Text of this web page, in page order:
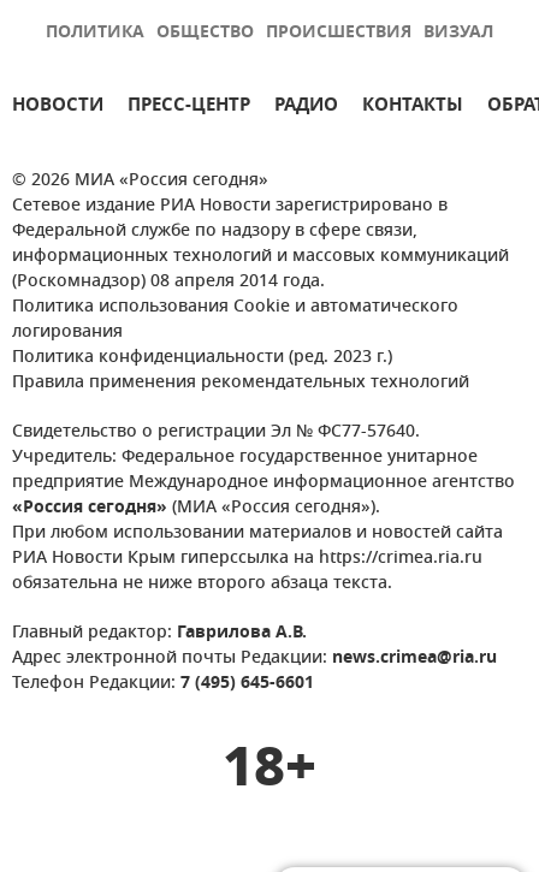
ПОЛИТИКА ОБЩЕСТВО ПРОИСШЕСТВИЯ ВИЗУАЛ
НОВОСТИ ПРЕСС-ЦЕНТР РАДИО КОНТАКТЫ
© 2026 МИА «Россия сегодня»
Сетевое издание РИА Новости зарегистрировано в
Федеральной службе по надзору в сфере связи,
информационных технологий и массовых коммуникаций
(Роскомнадзор) 08 апреля 2014 года.
Политика использования Cookie и автоматического
логирования
Политика конфиденциальности (ред. 2023 г.)
Правила применения рекомендательных технологий
Свидетельство о регистрации Эл № ФС77-57640.
Учредитель: Федеральное государственное унитарное
предприятие Международное информационное агентство
«Россия сегодня» (МИА «Россия сегодня»).
При любом использовании материалов и новостей сайта
РИА Новости Крым гиперссылка на https://crimea.ria.ru
обязательна не ниже второго абзаца текста.
Главный редактор: Гаврилова А.В.
Адрес электронной почты Редакции: news.crimea@ria.ru
Телефон Редакции: 7 (495) 645-6601
18+